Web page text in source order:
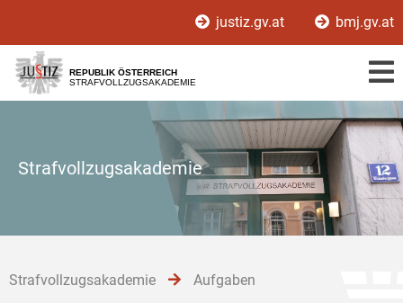
[1]
[2]
[3]
justiz.gv.at bmj.gv.at
REPUBLIK ÖSTERREICH
STRAFVOLLZUGSAKADEMIE
Strafvollzugsakademie
Strafvollzugsakademie Aufgaben